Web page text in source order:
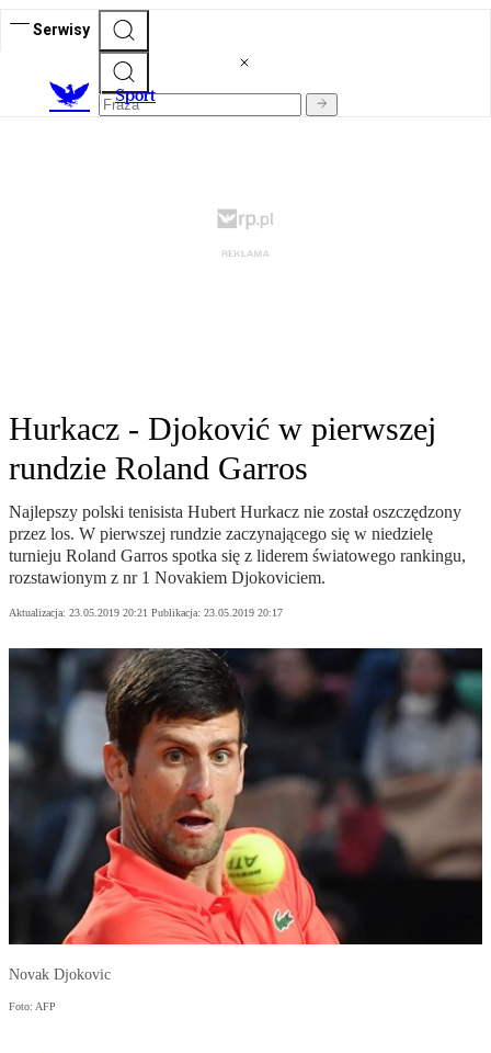
Serwisy
Sport
Hurkacz - Djoković w pierwszej
rundzie Roland Garros
Najlepszy polski tenisista Hubert Hurkacz nie został oszczędzony
przez los. W pierwszej rundzie zaczynającego się w niedzielę
turnieju Roland Garros spotka się z liderem światowego rankingu,
rozstawionym z nr 1 Novakiem Djokoviciem.
Aktualizacja: 23.05.2019 20:21 Publikacja: 23.05.2019 20:17
Novak Djokovic
Foto: AFP